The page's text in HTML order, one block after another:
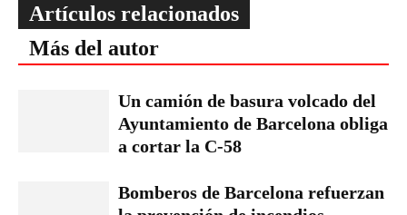
Artículos relacionados
Más del autor
Un camión de basura volcado del
Ayuntamiento de Barcelona obliga
a cortar la C-58
Bomberos de Barcelona refuerzan